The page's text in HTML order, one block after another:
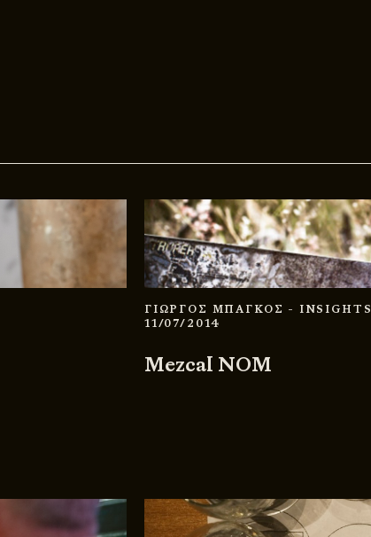
ΓΙΩΡΓΟΣ ΜΠΑΓΚΟΣ - INSIGHTS
11/07/2014
Mezcal NOM